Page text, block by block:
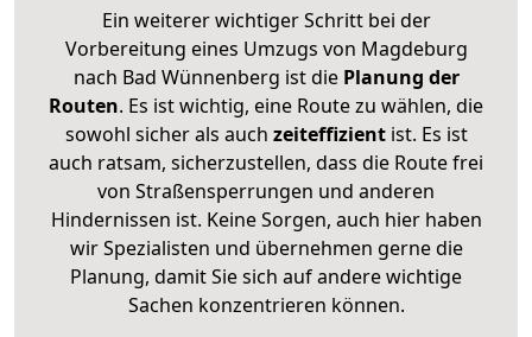
Ein weiterer wichtiger Schritt bei der
Vorbereitung eines Umzugs von Magdeburg
nach Bad Wünnenberg ist diePlanung der
Routen. Es ist wichtig, eine Route zu wählen, die
sowohl sicher als auch zeiteffizientist. Es ist
auch ratsam, sicherzustellen, dass die Route frei
von Straßensperrungen und anderen
Hindernissen ist. Keine Sorgen, auch hier haben
wir Spezialisten und übernehmen gerne die
Planung, damit Sie sich auf andere wichtige
Sachen konzentrieren können.